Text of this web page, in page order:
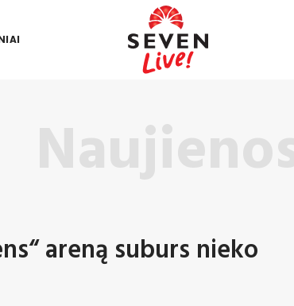
areną suburs nieko